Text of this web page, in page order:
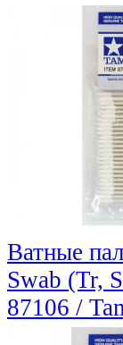
Ватные
Swab (Tr,
87106 /